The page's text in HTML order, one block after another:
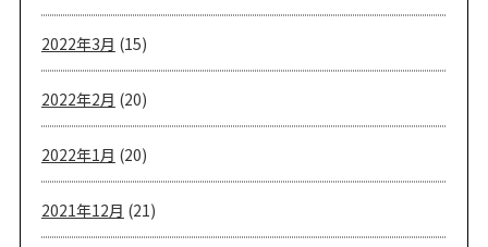
2022年3月 (15)
2022年2月 (20)
2022年1月 (20)
2021年12月 (21)